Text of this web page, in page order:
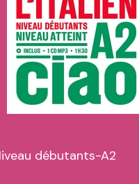
débutants-A2